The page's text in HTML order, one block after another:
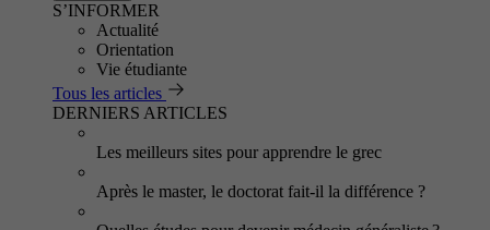
S’INFORMER
Actualité
Orientation
Vie étudiante
Tous les articles
DERNIERS ARTICLES
Les meilleurs sites pour apprendre le grec
Après le master, le doctorat fait-il la différence ?